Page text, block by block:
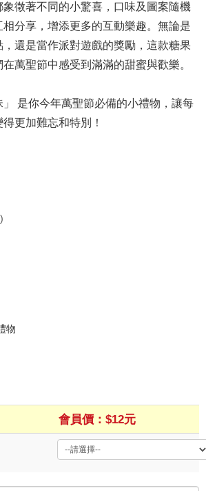
徵著不同的小驚喜，口味及圖案隨機
分享，增添更多的互動樂趣。無論是
還是當作派對遊戲的獎勵，這款糖果
萬聖節中感受到滿滿的甜蜜與歡樂。
」 是你今年萬聖節必備的小禮物，讓每
更加難忘和特別！
物
會員價：$12元